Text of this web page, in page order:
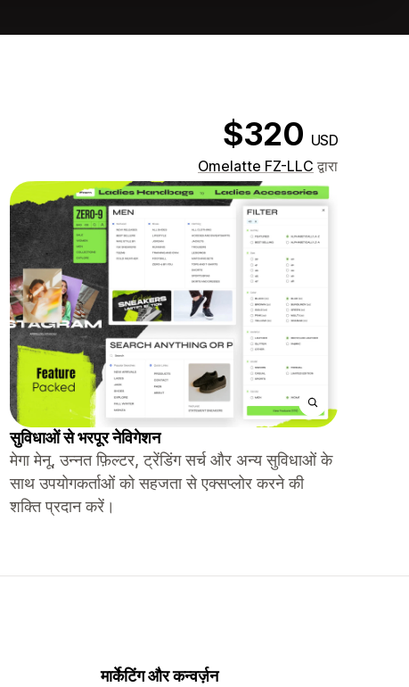
$320 USD
Omelatte FZ-LLC द्वारा
सुविधाओं से भरपूर नेविगेशन
मेगा मेनू, उन्नत फ़िल्टर, ट्रेंडिंग सर्च और अन्य सुविधाओं के
साथ उपयोगकर्ताओं को सहजता से एक्सप्लोर करने की
शक्ति प्रदान करें।
मार्केटिंग और कन्वर्ज़न